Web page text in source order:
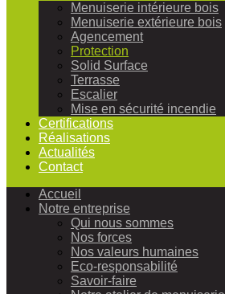
Menuiserie intérieure bois
Menuiserie extérieure bois
Agencement
Protection
Solid Surface
Terrasse
Escalier
Mise en sécurité incendie
Certifications
Réalisations
Actualités
Contact
Accueil
Notre entreprise
Qui nous sommes
Nos forces
Nos valeurs humaines
Eco-responsabilité
Savoir-faire